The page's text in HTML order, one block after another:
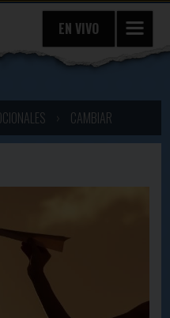
EN VIVO
CAMBIAR